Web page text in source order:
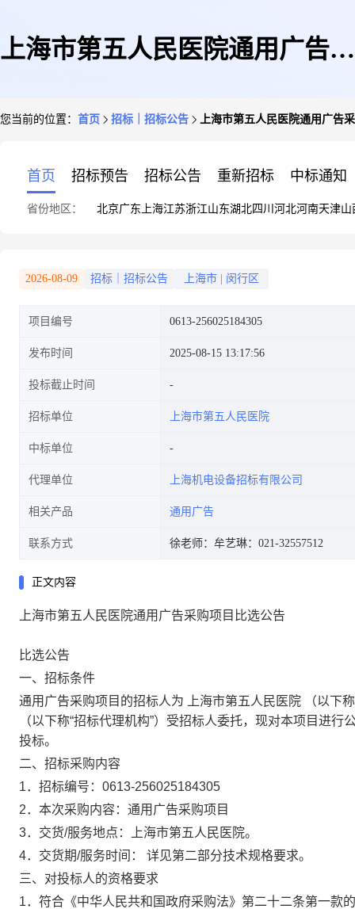
上海市第五人民医院通用广告采
您当前的位置： 首页 招标｜招标公告 上海市第五人民医院通用广告
首页 招标预告 招标公告 重新招标 中标通知
省份地区： 北京广东 上海江苏浙江山东湖北四川 河北河南天津山
2026-08-09 招标｜招标公告 上海市 闵行区
项目编号 0613-256025184305
发布时间 2025-08-15 13:17:56
投标截止时间
招标单位 上海市第五人民医院
中标单位
代理单位 上海机电设备招标有限公司
相关产品 通用广告
联系方式 徐老师： 牟艺琳：021-32557512
正文内容
上海市第五人民医院通用广告采购项目比选公告
比选公告
一、 招标条件
通用广告采购项目 的招标人为 上海市第五人民医院
（以下
（以下称“招标代理机构”）受招标人委托，现对本项目进
投标。
二、 招标采购内容
1． 招标编号：0613-256025184305
2． 本次采购内容：通用广告采购项目
3． 交货/服务地点：上海市第五人民医院。
4． 交货期/服务时间： 详见第二部分技术规格要求。
三、 对投标人的资格要求
1． 符合《中华人民共和国政府采购法》第二十二条第一款